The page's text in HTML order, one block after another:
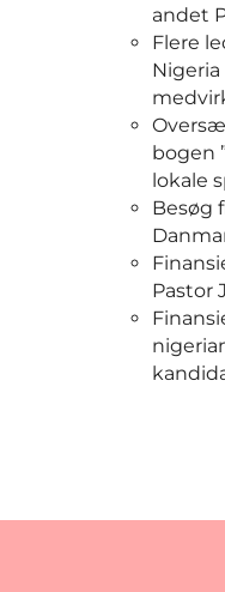
andet
Flere
bogen
lokale
Besøg
Pastor